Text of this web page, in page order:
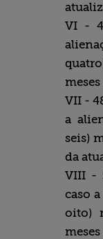
VI -
VII -
a
seis)
da
VIII -
caso
oito)